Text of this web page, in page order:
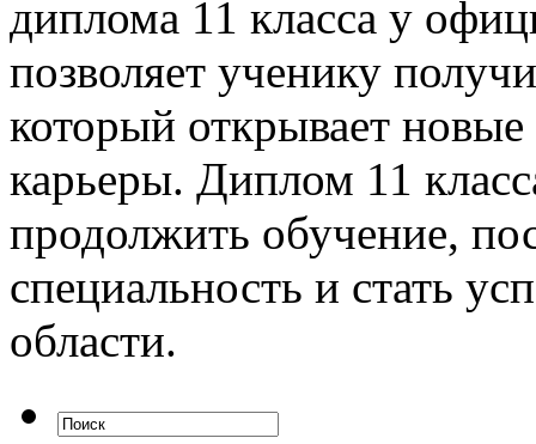
диплома 11 класса у
позволяет ученику
который открывает
карьеры. Диплом 11
продолжить обучение,
специальность и стать
области.